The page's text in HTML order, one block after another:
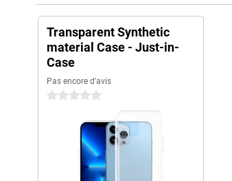
Transparent Synthetic
material Case - Just-in-
Case
Pas encore d'avis
0 étoiles